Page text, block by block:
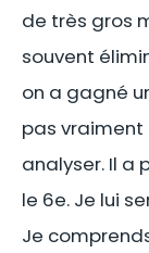
de très gros
souvent
on a gagné
pas vraiment
analyser. Il a
le 6e. Je lui
Je